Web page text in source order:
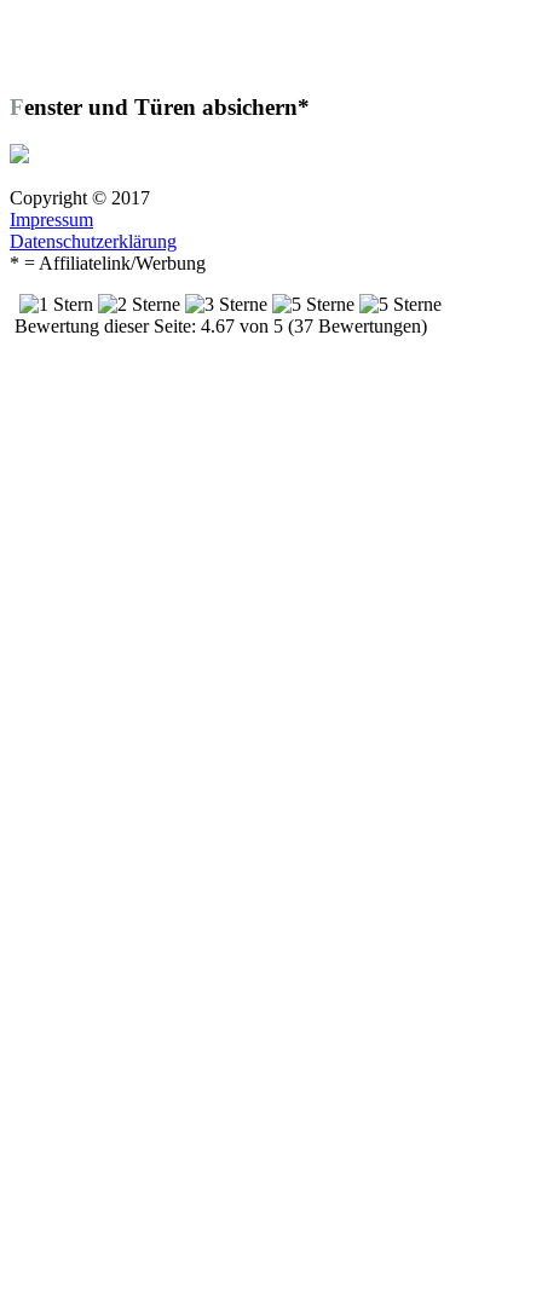
Fenster und Türen absichern*
Copyright © 2017
Impressum
Datenschutzerklärung
* = Affiliatelink/Werbung
Bewertung dieser Seite: 4.67 von 5 (37 Bewertungen)